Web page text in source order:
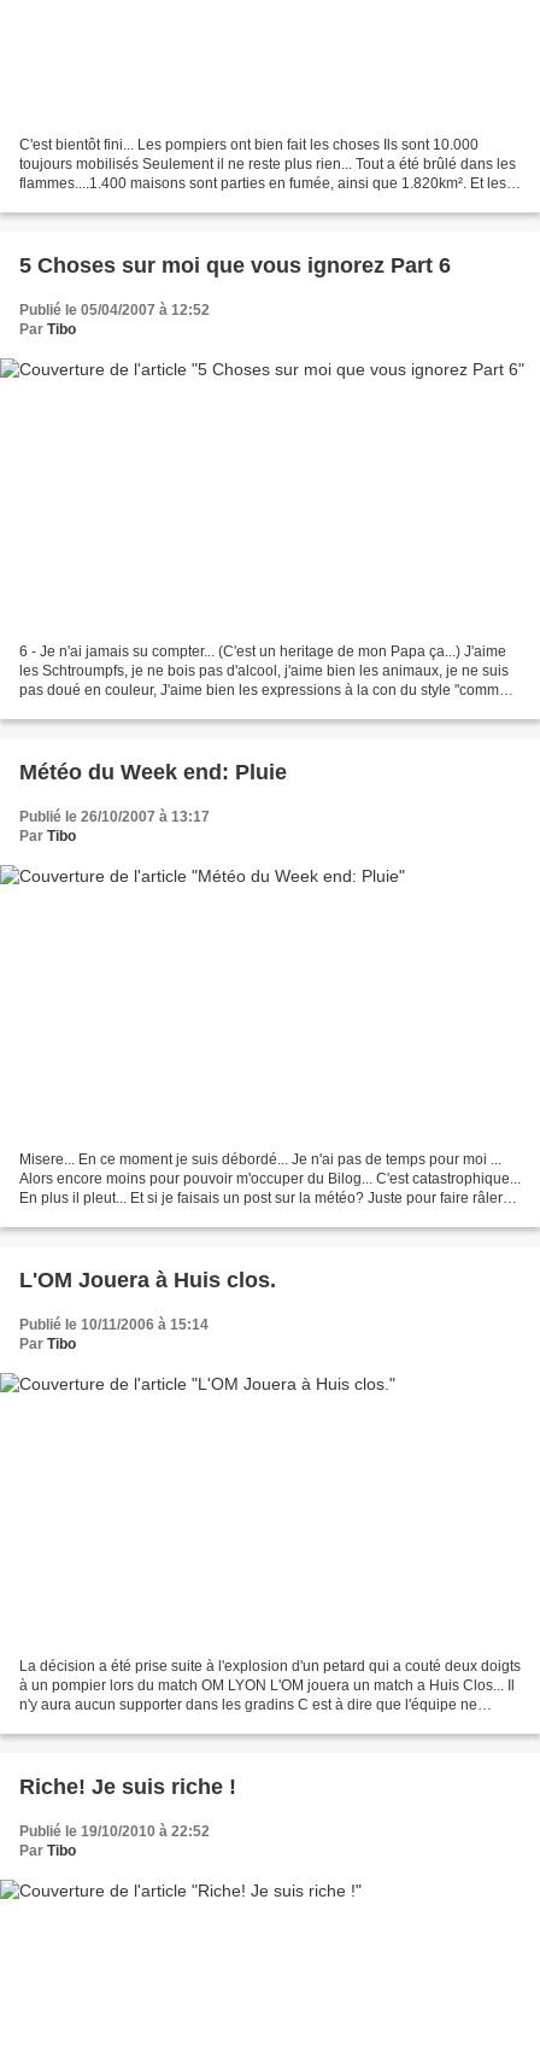
C'est bientôt fini... Les pompiers ont bien fait les choses Ils sont 10.000
toujours mobilisés Seulement il ne reste plus rien... Tout a été brûlé dans les
flammes....1.400 maisons sont parties en fumée, ainsi que 1.820km². Et les
5 Choses sur moi que vous ignorez Part 6
Publié le 05/04/2007 à 12:52
Par Tibo
6 - Je n'ai jamais su compter... (C'est un heritage de mon Papa ça...) J'aime
les Schtroumpfs, je ne bois pas d'alcool, j'aime bien les animaux, je ne suis
pas doué en couleur, J'aime bien les expressions à la con du style "comme
Météo du Week end: Pluie
Publié le 26/10/2007 à 13:17
Par Tibo
Misere... En ce moment je suis débordé... Je n'ai pas de temps pour moi ...
Alors encore moins pour pouvoir m'occuper du Bilog... C'est catastrophique...
En plus il pleut... Et si je faisais un post sur la météo? Juste pour faire râler
L'OM Jouera à Huis clos.
Publié le 10/11/2006 à 15:14
Par Tibo
La décision a été prise suite à l'explosion d'un petard qui a couté deux doigts
à un pompier lors du match OM LYON L'OM jouera un match a Huis Clos... Il
n'y aura aucun supporter dans les gradins C est à dire que l'équipe ne
Riche! Je suis riche !
Publié le 19/10/2010 à 22:52
Par Tibo